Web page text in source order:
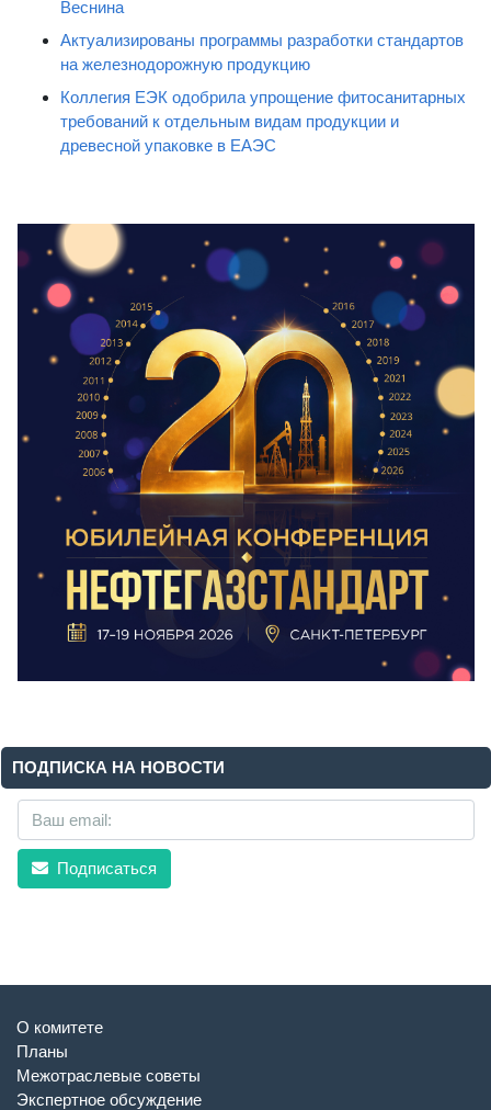
Веснина
Актуализированы программы разработки стандартов
на железнодорожную продукцию
Коллегия ЕЭК одобрила упрощение фитосанитарных
требований к отдельным видам продукции и
древесной упаковке в ЕАЭС
ПОДПИСКА НА НОВОСТИ
Подписаться
О комитете
Планы
Межотраслевые советы
Экспертное обсуждение